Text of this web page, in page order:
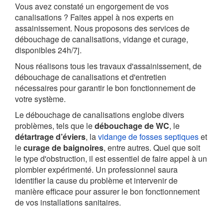
Vous avez constaté un engorgement de vos
canalisations ? Faites appel à nos experts en
assainissement. Nous proposons des services de
débouchage de canalisations, vidange et curage,
disponibles 24h/7j.
Nous réalisons tous les travaux d'assainissement, de
débouchage de canalisations et d'entretien
nécessaires pour garantir le bon fonctionnement de
votre système.
Le débouchage de canalisations englobe divers
problèmes, tels que ledébouchage de WC, le
détartrage d’éviers, lavidange de fosses septiqueset
lecurage de baignoires, entre autres. Quel que soit
le type d'obstruction, il est essentiel de faire appel à un
plombier expérimenté. Un professionnel saura
identifier la cause du problème et intervenir de
manière efficace pour assurer le bon fonctionnement
de vos installations sanitaires.